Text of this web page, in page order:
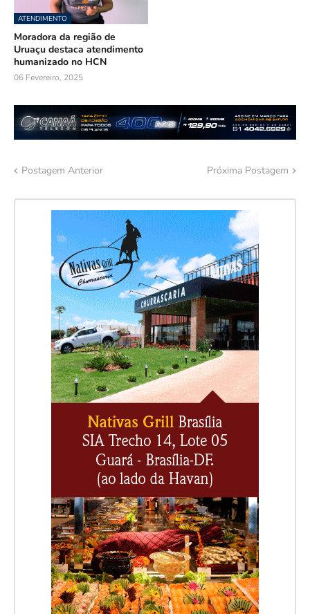
ATENDIMENTO
Moradora da região de
Uruaçu destaca atendimento
humanizado no HCN
06 Fevereiro, 2025
Postagem Anterior Próxima Postagem